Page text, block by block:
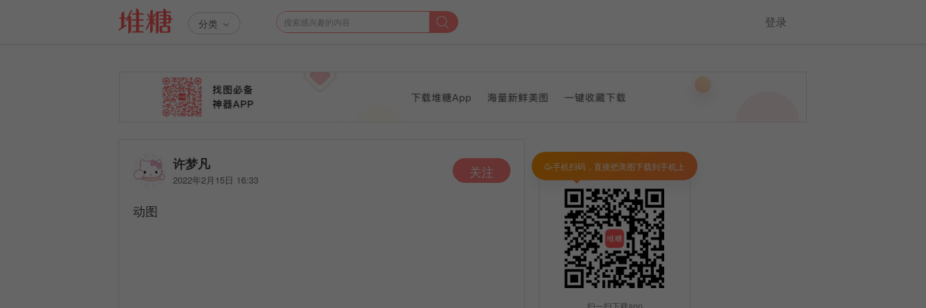
分类 登录
许梦凡
2022年2月15日 16:33 关注
动图
扫一扫下载app
🥳手机扫码，直接把美图下载到手机上